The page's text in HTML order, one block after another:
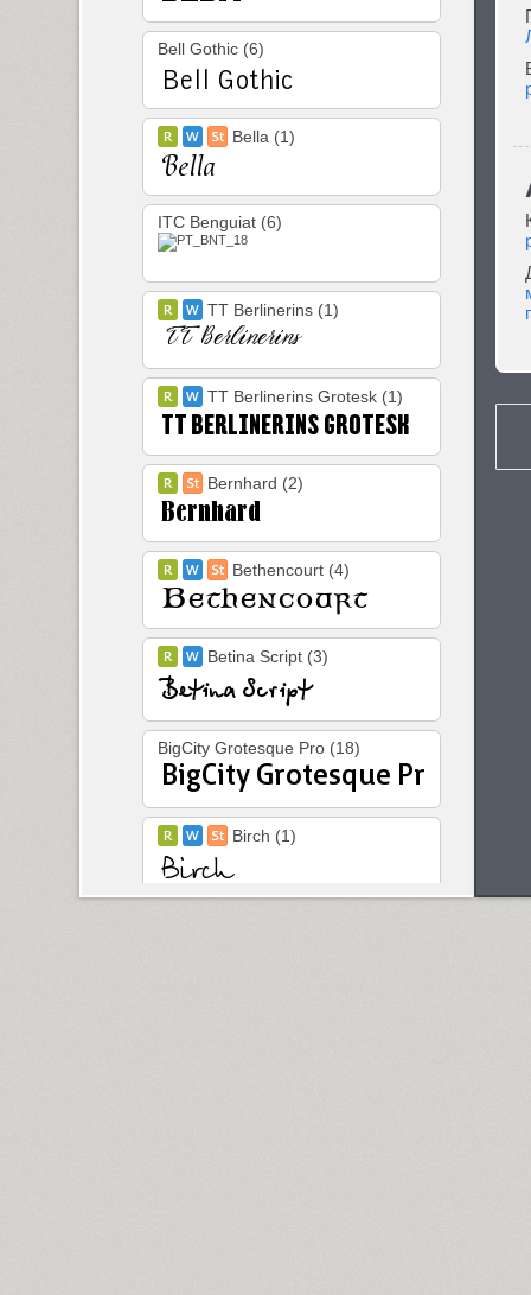
Bell Gothic (6)
Bella (1)
ITC Benguiat (6)
TT Berlinerins (1)
TT Berlinerins Grotesk (1)
Bernhard (2)
Bethencourt (4)
Betina Script (3)
BigCity Grotesque Pro (18)
Birch (1)